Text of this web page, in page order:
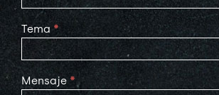
Tema *
Mensaje *